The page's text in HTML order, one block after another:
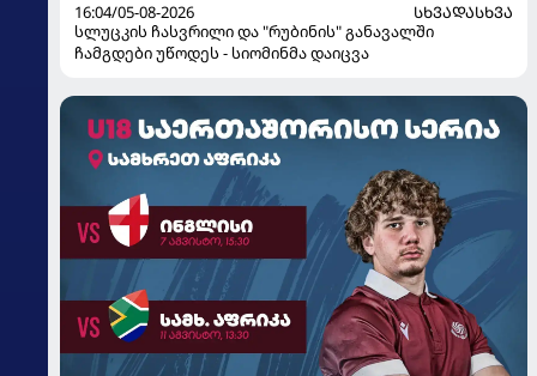
16:04/05-08-2026
ᲡᲮᲕᲐᲓᲐᲡᲮᲕᲐ
სლუცკის ჩასვრილი და "რუბინის" განავალში
ჩამგდები უწოდეს - სიომინმა დაიცვა